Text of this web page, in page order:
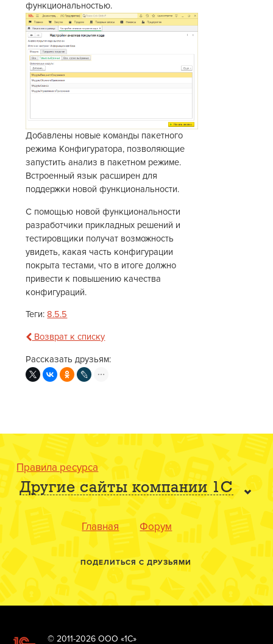
функциональностью.
Добавлены новые команды пакетного
режима Конфигуратора, позволяющие
запустить анализ в пакетном режиме.
Встроенный язык расширен для
поддержки новой функциональности.
С помощью новой функциональности
разработчики прикладных решений и
тестировщики получат возможность
увидеть, какая часть конфигурации
покрыта тестами, что в итоге должно
привести к повышению качества
конфигураций.
Теги:8.5.5
Возврат к списку
Рассказать друзьям:
Правила ресурса
Другие сайты компании 1С
Главная Форум
ПОДЕЛИТЬСЯ С ДРУЗЬЯМИ
© 2011-2026 ООО «1С»